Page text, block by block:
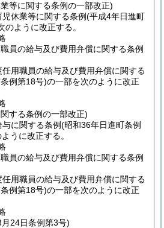
等に関する条例の一部改正)
休業等に関する条例(平成4年日進町
のように改正する。
員の給与及び費用弁償に関する条例
任用職員の給与及び費用弁償に関する
例第18号)の一部を次のように改正
する条例の一部改正)
に関する条例(昭和36年日進町条例
うに改正する。
員の給与及び費用弁償に関する条例
任用職員の給与及び費用弁償に関する
例第18号)の一部を次のように改正
24日条例第3号)